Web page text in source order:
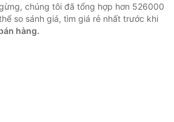
chúng tôi đã tổng hợp hơn 526000
so sánh giá, tìm giá rẻ nhất trước khi
hàng.